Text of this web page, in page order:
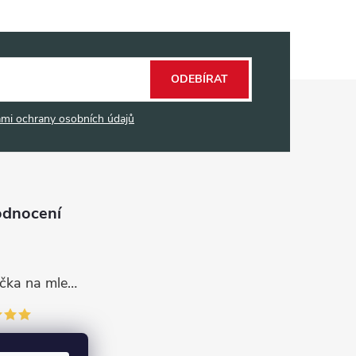
ochrany osobních údajů
ODEBÍRAT
Dávkovací lžička na mletou kávu 53132C8134